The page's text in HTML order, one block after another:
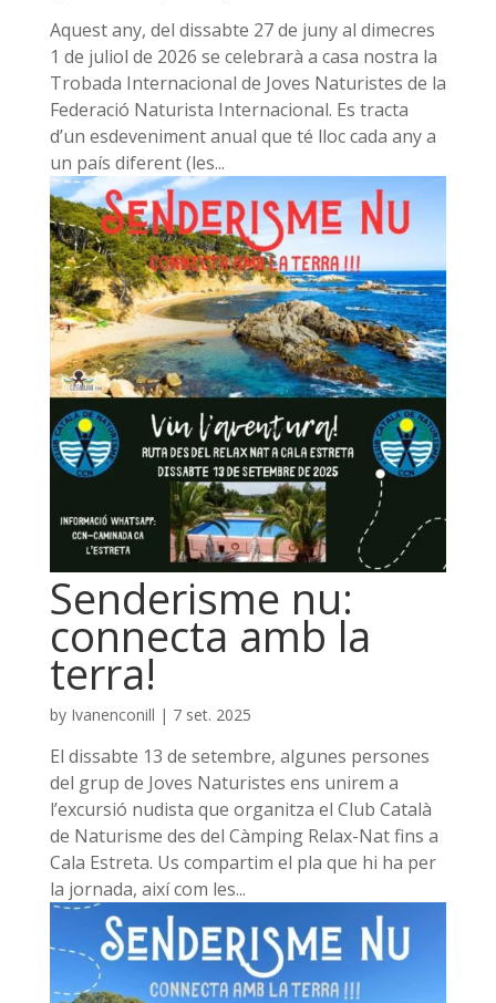
Aquest any, del dissabte 27 de juny al dimecres
1 de juliol de 2026 se celebrarà a casa nostra la
Trobada Internacional de Joves Naturistes de la
Federació Naturista Internacional. Es tracta
d’un esdeveniment anual que té lloc cada any a
un país diferent (les...
Senderisme nu:
connecta amb la
terra!
by Ivanenconill | 7 set. 2025
El dissabte 13 de setembre, algunes persones
del grup de Joves Naturistes ens unirem a
l’excursió nudista que organitza el Club Català
de Naturisme des del Càmping Relax-Nat fins a
Cala Estreta. Us compartim el pla que hi ha per
la jornada, així com les...